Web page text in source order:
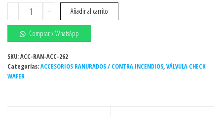
-
VÁLVULA
CHECK
WAFER
2P
HIERRO
DUCTIL
AWWA
+ Añadir al carrito
Comprar x WhatsApp
SKU:ACC-RAN-ACC-262
Categorías:ACCESORIOS RANURADOS / CONTRA INCENDIOS,VÁLVULA CHECK
WAFER